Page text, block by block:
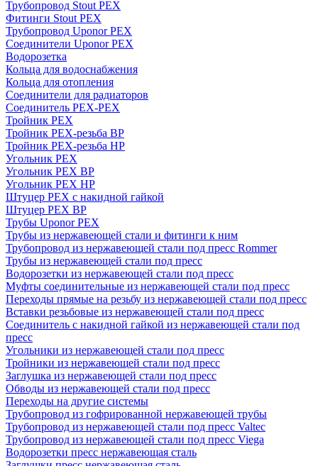
Трубопровод Stout PEX
Фитинги Stout PEX
Трубопровод Uponor PEX
Соединители Uponor PEX
Водорозетка
Кольца для водоснабжения
Кольца для отопления
Соединители для радиаторов
Соединитель PEX-PEX
Тройник PEX
Тройник PEX-резьба ВР
Тройник PEX-резьба НР
Угольник PEX
Угольник PEX ВР
Угольник PEX НР
Штуцер PEX c накидной гайкой
Штуцер PEX ВР
Трубы Uponor PEX
Трубы из нержавеющей стали и фитинги к ним
Трубопровод из нержавеющей стали под пресс Rommer
Трубы из нержавеющей стали под пресс
Водорозетки из нержавеющей стали под пресс
Муфты соединительные из нержавеющей стали под пресс
Переходы прямые на резьбу из нержавеющей стали под пресс
Вставки резьбовые из нержавеющей стали под пресс
Соединитель с накидной гайкой из нержавеющей стали под
пресс
Угольники из нержавеющей стали под пресс
Тройники из нержавеющей стали под пресс
Заглушка из нержавеющей стали под пресс
Обводы из нержавеющей стали под пресс
Переходы на другие системы
Трубопровод из гофрированной нержавеющей трубы
Трубопровод из нержавеющей стали под пресс Valtec
Трубопровод из нержавеющей стали под пресс Viega
Водорозетки пресс нержавеющая сталь